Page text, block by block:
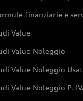
finanziarie e
Value
Value Noleggio
Value Noleggio
Value Noleggio P.